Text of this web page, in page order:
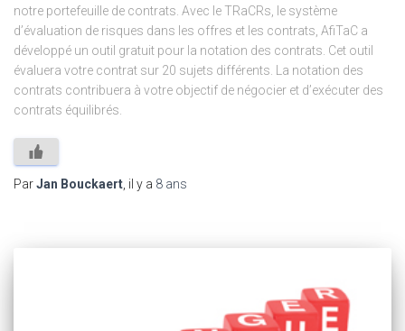
notre portefeuille de contrats. Avec le TRaCRs, le système
d’évaluation de risques dans les offres et les contrats, AfiTaC a
développé un outil gratuit pour la notation des contrats. Cet outil
évaluera votre contrat sur 20 sujets différents. La notation des
contrats contribuera à votre objectif de négocier et d’exécuter des
contrats équilibrés.
ParJan Bouckaert , il y a 8 ans